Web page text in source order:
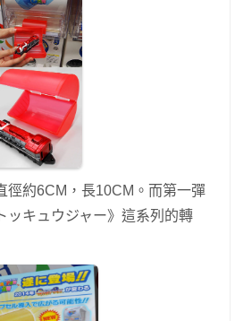
徑約6CM，長10CM。而第一彈
ッキュウジャー》這系列的轉